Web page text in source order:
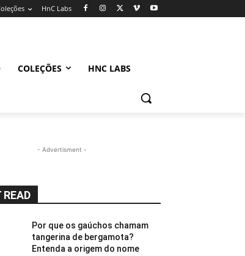
HnC Labs
COLEÇÕES HNC LABS
- Advertisment -
Por que os gaúchos chamam
tangerina de bergamota?
Entenda a origem do nome